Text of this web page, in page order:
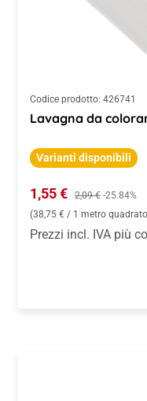
Codice prodotto: 426741
Lavagna da
Varianti disponibili
Prezzo di vendita:
1,55 € Prezzo normale:
2,09 € -25.84%
(38,75 € / 1 metro
Prezzi incl. IVA più